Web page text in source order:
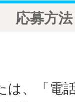
応募方法
は、「電